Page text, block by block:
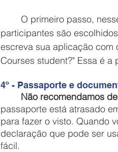
participantes são
escreva sua aplicação com
Courses student?" Essa é
4º - Passaporte e
Não recomendamos
passaporte está atrasado
para fazer o visto. Quando
declaração que pode ser
fácil.